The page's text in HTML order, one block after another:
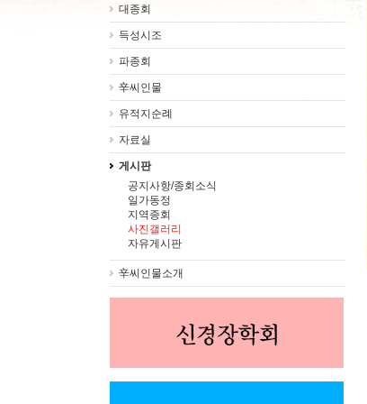
대종회
득성시조
파종회
辛씨인물
유적지순례
자료실
게시판
공지사항/종회소식
일가동정
지역종회
사진갤러리
자유게시판
辛씨인물소개